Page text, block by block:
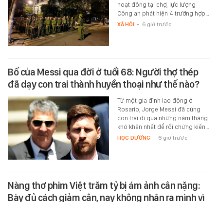
hoạt động tại chợ, lực lượng
Công an phát hiện 4 trường hợp…
XÃ HỘI - 6 giờ trước
Bố của Messi qua đời ở tuổi 68: Người thợ thép
đã dạy con trai thành huyền thoại như thế nào?
Từ một gia đình lao động ở
Rosario, Jorge Messi đã cùng
con trai đi qua những năm tháng
khó khăn nhất để rồi chứng kiến…
HỌC ĐƯỜNG - 6 giờ trước
Nàng thơ phim Việt trăm tỷ bị ám ảnh cân nặng:
Bày đủ cách giảm cân, nay không nhận ra mình vì